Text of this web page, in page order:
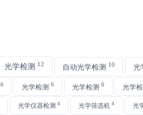
光学检测 12 自动光学检测 10 光
6 光学检测 6 光学检测 6 光学
光学仪器检测 4 光学筛选机 4 光